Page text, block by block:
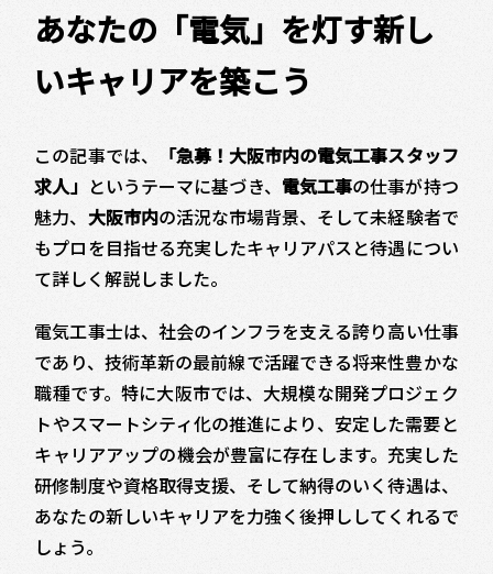
あなたの「電気」を灯す新し
いキャリアを築こう
この記事では、
「急募！大阪市内の電気工事スタッフ
求人」 というテーマに基づき、 電気工事の仕事が持つ
魅力、 大阪市内の活況な市場背景、そして未経験者で
もプロを目指せる充実したキャリアパスと待遇につい
て詳しく解説しました。
電気工事士は、社会のインフラを支える誇り高い仕事
であり、技術革新の最前線で活躍できる将来性豊かな
職種です。特に大阪市では、大規模な開発プロジェク
トやスマートシティ化の推進により、安定した需要と
キャリアアップの機会が豊富に存在します。充実した
研修制度や資格取得支援、そして納得のいく待遇は、
あなたの新しいキャリアを力強く後押ししてくれるで
しょう。